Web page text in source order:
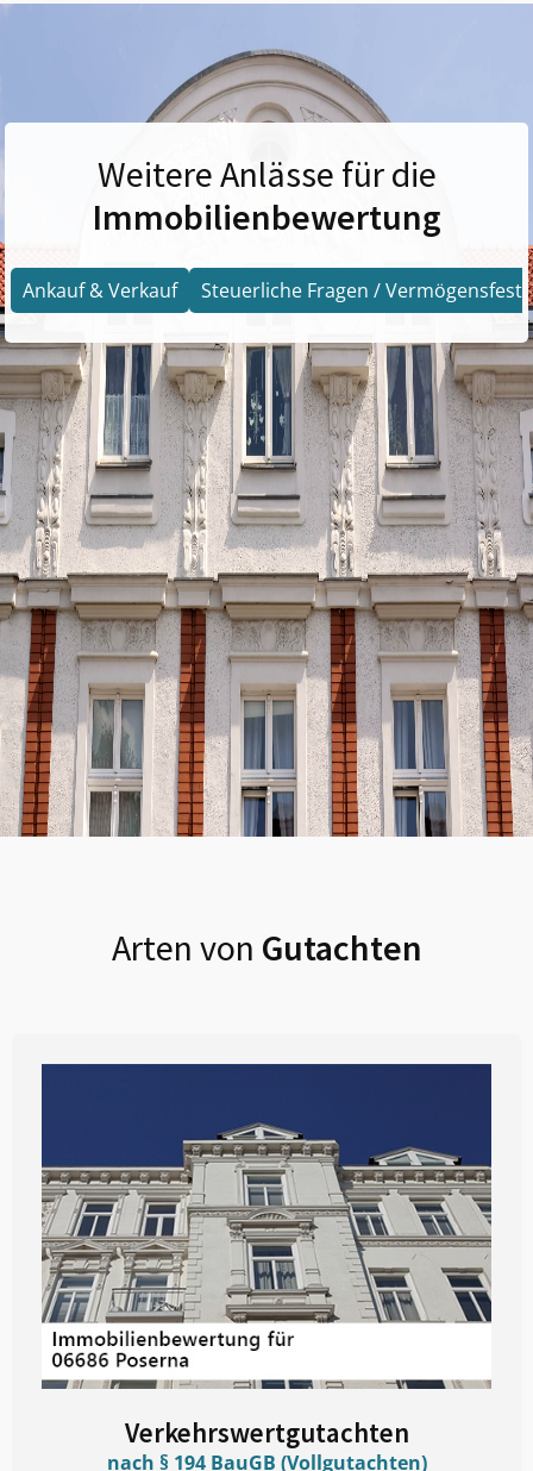
Weitere Anlässe für die
Immobilienbewertung
Ankauf & Verkauf Steuerliche Fragen /
Arten von Gutachten
Verkehrswertgutachten
nach § 194 BauGB (Vollgutachten)